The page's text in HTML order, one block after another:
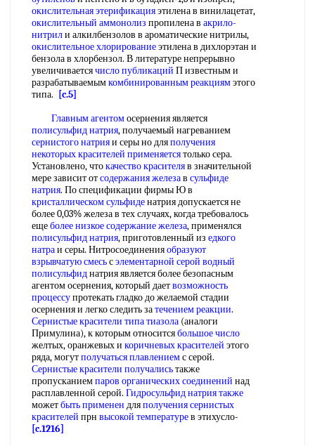
окислительная этерификацияэтилена в винилацетат,
окислительный аммонолиз пропилена в акрило-
нитрили алкилбензолов в ароматические нитрилы,
окислительное хлорированиеэтилена в дихлорэтан и
бензола в хлорбензол. В литературе непрерывно
увеличиваетсячисло публикаций П известным и
разрабатываемымкомбинированным реакциямэтого
типа.
[c.5]
Главным агентомосернения является
полисульфид натрия, получаемый нагреванием
сернистого натрияи серы но дляполучения
некоторыхкрасителей применяетсятолько сера.
Установлено, чтокачество красителяв значительной
мере зависит отсодержания железав сульфиде
натрия. По спецификации фирмы Ю в
кристаллическом сульфиденатрия допускается не
более 0,03% железа в тех случаях, когда требовалось
ещеболее низкоесодержание железа, применялся
полисульфид натрия, приготовленный из едкого
натраи серы. Нитросоединенияобразуют
взрывчатую смесьсэлементарной серой водный
полисульфиднатрия является более безопасным
агентом осернения, который даетвозможность
процессупротекать гладко до желаемой стадии
осернения и легко следить затечением реакции.
Сернистые красители типа тиазола (аналоги
Примулина), к которым относитсябольшое число
желтых, оранжевых и коричневых красителей этого
ряда, могутполучаться плавлениемс серой.
Сернистые красители получалисьтакже
пропусканиемпаров органических соединений над
расплавленной серой. Гидросульфид натрия также
можетбыть применен дляполучения сернистых
красителей прн высокой температурев этихусло-
[c.1216]